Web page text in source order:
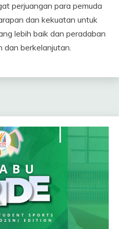
perjuangan para pemuda
dan kekuatan untuk
lebih baik dan peradaban
dan berkelanjutan.